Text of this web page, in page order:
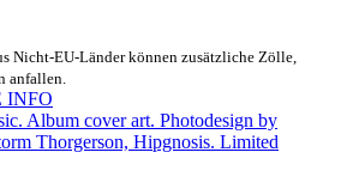
Nicht-EU-Länder können zusätzliche Zölle,
anfallen.
INFO